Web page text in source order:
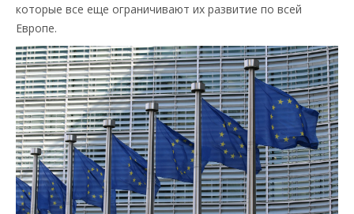
которые все еще ограничивают их развитие по всей
Европе.